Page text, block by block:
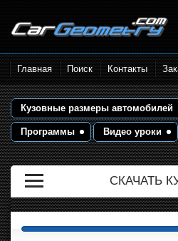
Размеры кузова автомобилей.
Контрольные точки и кузовные
размеры. Геометрия кузова
Главная Поиск Контакты
Кузовные размеры автомобилей
Программы Видео уроки
СКАЧАТЬ